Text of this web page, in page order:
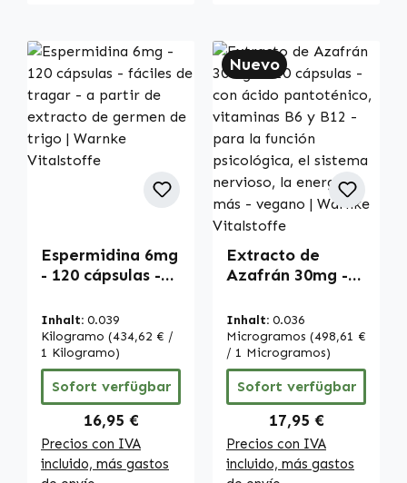
Espermidina 6mg
- 120 cápsulas -
- a partir de
extracto de
germen de trigo |
Warnke
Vitalstoffe
Inhalt: 0.039
Kilogramo (434,62 € /
1 Kilogramo)
Sofort verfügbar
Regulärer Preis:
16,95 €
Precios con IVA
incluido, más gastos
Nuevo
Extracto de
Azafrán 30mg -
con ácido
pantoténico,
vitaminas B6 y
B12 - para la
función
psicológica, el
sistema nervioso,
la energía y más
- vegano |
Inhalt: 0.036
Microgramos (498,61 €
/ 1 Microgramos)
Sofort verfügbar
Regulärer Preis:
17,95 €
Precios con IVA
incluido, más gastos